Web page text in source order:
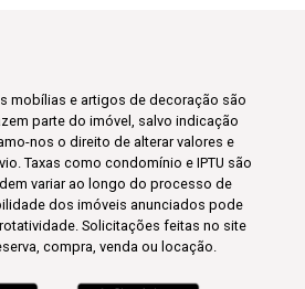
mobílias e artigos de decoração são
parte do imóvel, salvo indicação
nos o direito de alterar valores e
Taxas como condomínio e IPTU são
variar ao longo do processo de
dos imóveis anunciados pode
Solicitações feitas no site
compra, venda ou locação.